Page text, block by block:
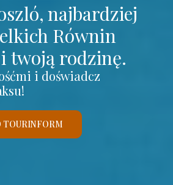
najbardziej
Równin
twoją rodzinę.
i doświadcz
TOURINFORM